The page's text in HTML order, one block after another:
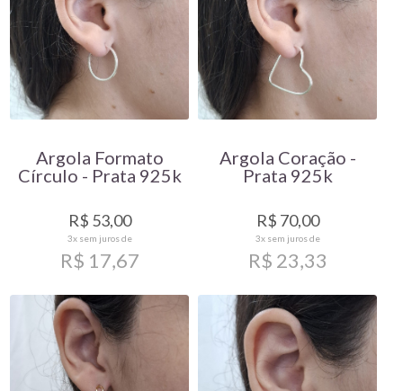
Argola Formato
Círculo - Prata 925k
R$ 53,00
3xsem juros de
R$ 17,67
Argola Coração -
Prata 925k
R$ 70,00
3xsem juros de
R$ 23,33